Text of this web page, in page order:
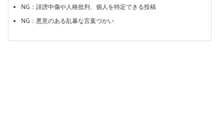
NG：誹謗中傷や人格批判、個人を特定できる投稿
NG：悪意のある乱暴な言葉づかい